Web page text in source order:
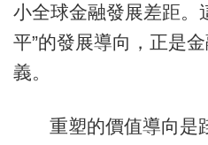
小全球金融發展差距。
平”的發展導向，正是
義。
重塑的價值導向是